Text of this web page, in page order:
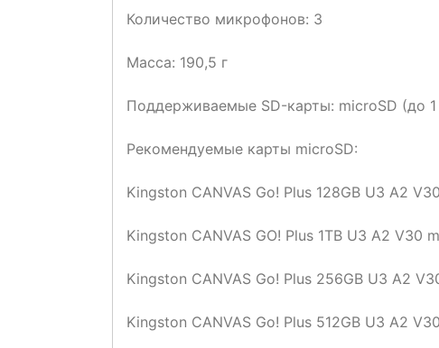
Количество микрофонов: 3
Масса: 190,5 г
Поддерживаемые SD-карты: microSD (до
Рекомендуемые карты microSD:
Kingston CANVAS Go! Plus 128GB U3 A2
Kingston CANVAS GO! Plus 1TB U3 A2 V30
Kingston CANVAS Go! Plus 256GB U3 A2
Kingston CANVAS Go! Plus 512GB U3 A2